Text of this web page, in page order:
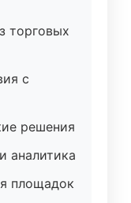
торговых
с
решения
аналитика
площадок